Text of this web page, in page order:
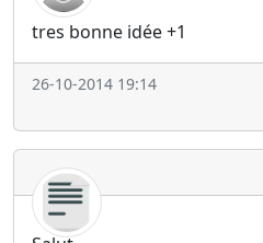
tres bonne idée +1
26-10-2014 19:14